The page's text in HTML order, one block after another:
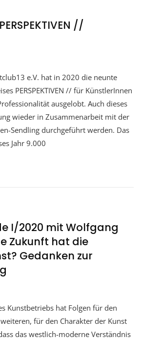
//
e.V. hat in 2020 die neunte
PERSPEKTIVEN // für KünstlerInnen
ausgelobt. Auch dieses
wieder in Zusammenarbeit mit der
Sendling durchgeführt werden. Das
Jahr 9.000
I/2020 mit Wolfgang
Zukunft hat die
Gedanken zur
Kunstbetriebs hat Folgen für den
für den Charakter der Kunst
das westlich-moderne Verständnis